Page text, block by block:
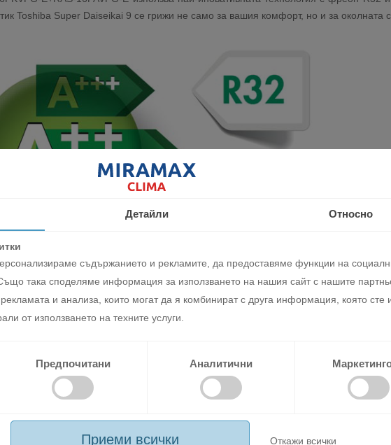
Toshiba Super Daiseikai 9 се грижи не само за вашия комфорт, но и за околната
(Magic coil) на алуминиевите ламели на топлообменника на вътрешното тяло.
на мухъл и неприятна миризма. Освен това покритието позволява лесното
Детайли Относно
съдържанието и рекламите, да предоставяме функции на
така споделяме информация за използването на нашия сайт с нашите
и анализа, които могат да я комбинират с друга информация, която сте
от използването на техните услуги.
Предпочитани Аналитични
Приеми всички Откажи всички